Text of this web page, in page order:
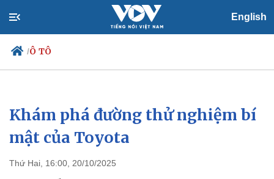
English
/Ô TÔ
Chính trị
Đảng
Tổ chức nhân sự
Nhận diện sự thật
Xã hội
Khám phá đường thử nghiệm bí
mật của Toyota
Thứ Hai, 16:00, 20/10/2025